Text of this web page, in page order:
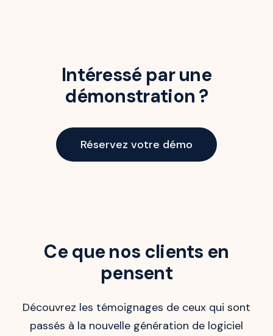
Intéressé par une
démonstration ?
Réservez votre démo
Ce que nos clients en
pensent
Découvrez les témoignages de ceux qui sont
passés à la nouvelle génération de logiciel